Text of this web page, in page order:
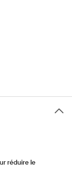
réduire le